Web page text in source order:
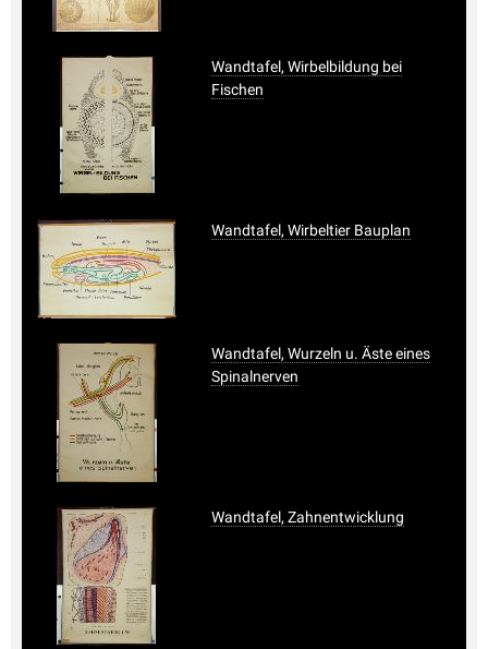
Wandtafel, Wirbelbildung bei
Fischen
Wandtafel, Wirbeltier Bauplan
Wandtafel, Wurzeln u. Äste eines
Spinalnerven
Wandtafel, Zahnentwicklung